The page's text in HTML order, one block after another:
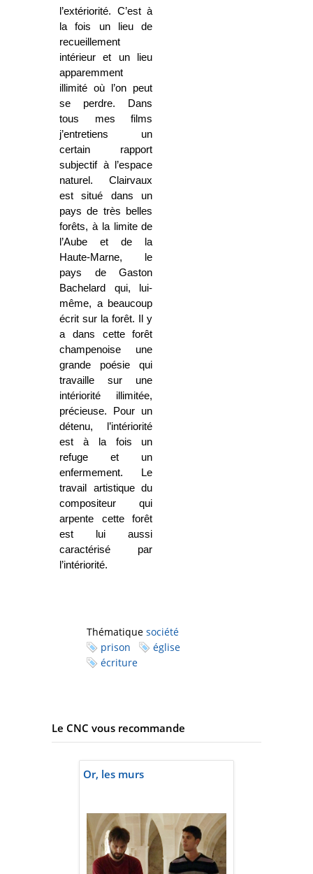
l’extériorité. C’est à
la fois un lieu de
recueillement
intérieur et un lieu
apparemment
illimité où l’on peut
se perdre. Dans
tous mes films
j’entretiens un
certain rapport
subjectif à l’espace
naturel. Clairvaux
est situé dans un
pays de très belles
forêts, à la limite de
l’Aube et de la
Haute-Marne, le
pays de Gaston
Bachelard qui, lui-
même, a beaucoup
écrit sur la forêt. Il y
a dans cette forêt
champenoise une
grande poésie qui
travaille sur une
intériorité illimitée,
précieuse. Pour un
détenu, l’intériorité
est à la fois un
refuge et un
enfermement. Le
travail artistique du
compositeur qui
arpente cette forêt
est lui aussi
caractérisé par
l’intériorité.
Thématique société
prison
église
écriture
Le CNC vous recommande
Or, les murs